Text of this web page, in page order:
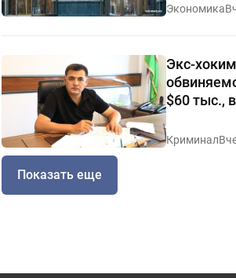
Экономика
Экс-
$60 тыс.,
Криминал
Показать еще